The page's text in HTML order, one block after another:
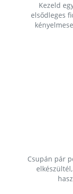
Kezeld
elsődleges
Csupán pár